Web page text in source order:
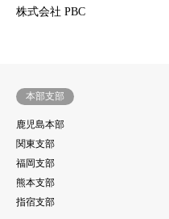
株式会社 PBC
本部支部
鹿児島本部
関東支部
福岡支部
熊本支部
指宿支部